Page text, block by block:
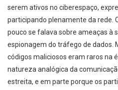
serem ativos no ciberespaço,
participando plenamente da rede.
pouco se falava sobre ameaças à
espionagem do tráfego de dados.
códigos maliciosos eram raros na
natureza analógica da
estreita, e em parte porque os